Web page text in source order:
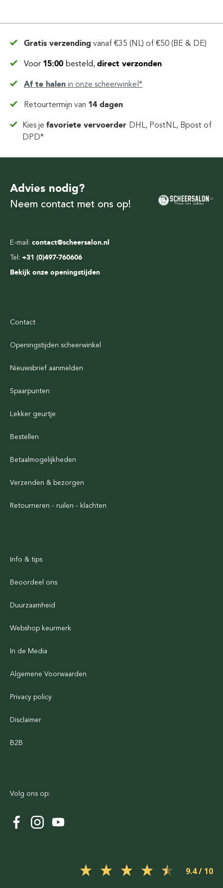
Gratis verzending vanaf €35 (NL) of €50 (BE & DE)
Voor 15:00 besteld, direct verzonden
Af te halen in onze scheerwinkel*
Retourtermijn van 14 dagen
Kies jefavoriete vervoerder DHL, PostNL, Bpost of
DPD*
E-mail: contact@scheersalon.nl
Tel: +31 (0)497-760606
Bekijk onze openingstijden
Advies nodig?
Neem contact met ons op!
Contact
Openingstijden scheerwinkel
Nieuwsbrief aanmelden
Spaarpunten
Lekker geurtje
Bestellen
Betaalmogelijkheden
Verzenden & bezorgen
Retourneren - ruilen - klachten
Info & tips
Beoordeel ons
Duurzaamheid
Webshop keurmerk
In de Media
Algemene Voorwaarden
Privacy policy
Disclaimer
B2B
Volg ons op:
9.4